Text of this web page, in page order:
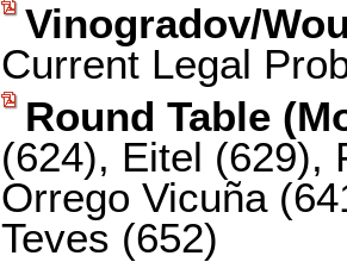
Vinogradov/
Current Legal
Round Table
(624), Eitel (629),
Orrego Vicuña
Teves (652)